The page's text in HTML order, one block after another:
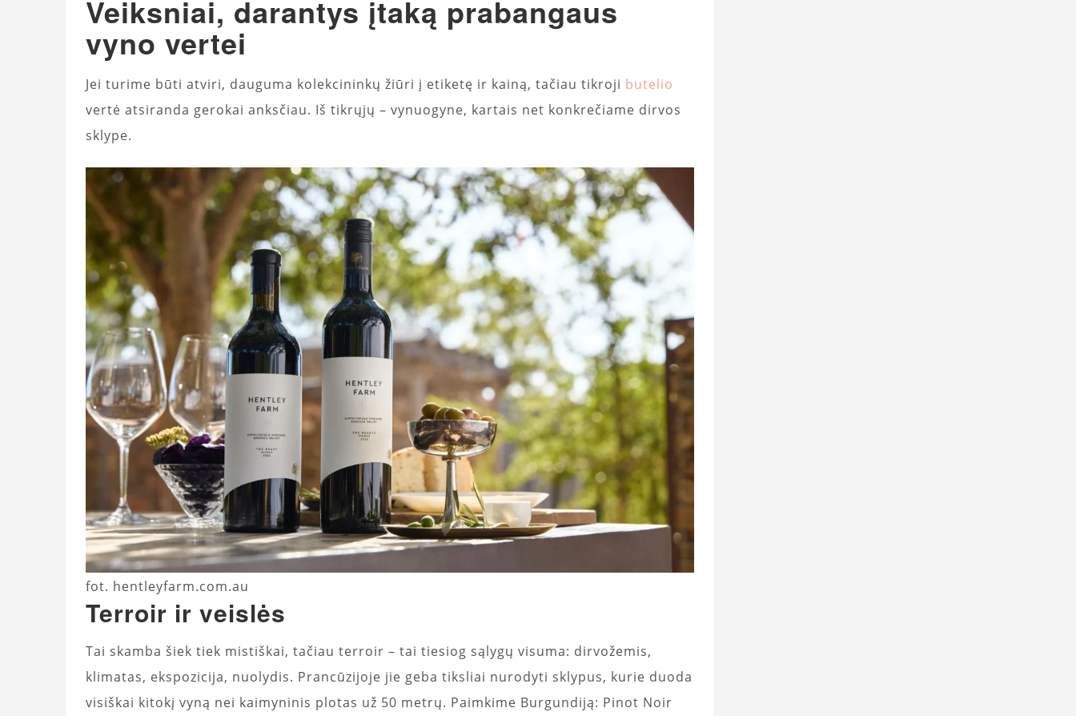
Veiksniai, darantys įtaką prabangaus
vyno vertei
Jei turime būti atviri, dauguma kolekcininkų žiūri į etiketę ir kainą, tačiau tikroji butelio
vertė atsiranda gerokai anksčiau. Iš tikrųjų – vynuogyne, kartais net konkrečiame dirvos
sklype.
fot. hentleyfarm.com.au
Terroir ir veislės
Tai skamba šiek tiek mistiškai, tačiau terroir – tai tiesiog sąlygų visuma: dirvožemis,
klimatas, ekspozicija, nuolydis. Prancūzijoje jie geba tiksliai nurodyti sklypus, kurie duoda
visiškai kitokį vyną nei kaimyninis plotas už 50 metrų. Paimkime Burgundiją: Pinot Noir